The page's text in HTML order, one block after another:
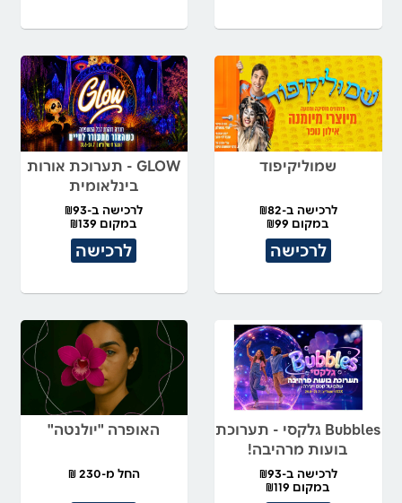
שמוליקיפוד
לרכישה ב-₪82
במקום ₪99
לרכישה
GLOW - תערוכת אורות
בינלאומית
לרכישה ב-₪93
במקום ₪139
לרכישה
Bubbles גלקסי - תערוכת
בועות מרהיבה!
לרכישה ב-₪93
במקום ₪119
האופרה "יולנטה"
החל מ-230 ₪